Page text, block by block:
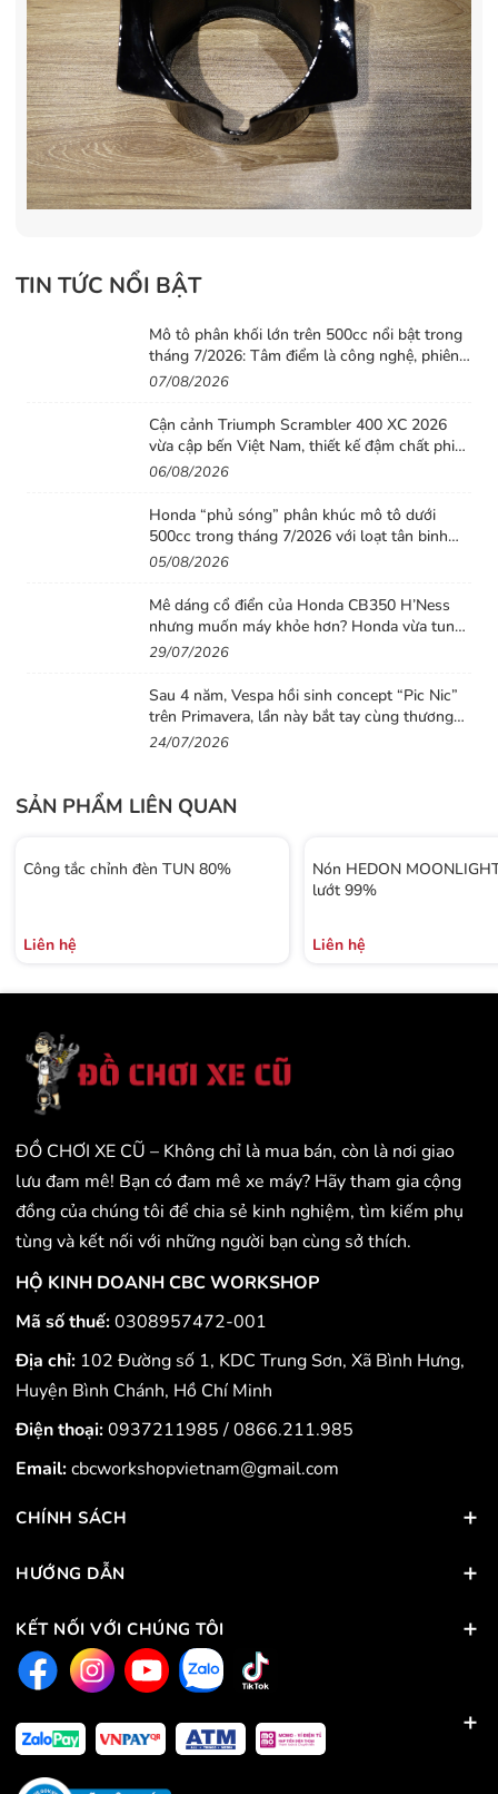
TIN TỨC NỔI BẬT
Mô tô phân khối lớn trên 500cc nổi bật trong
tháng 7/2026: Tâm điểm là công nghệ, phiên
bản giới hạn và những cấu hình “đỉnh”
07/08/2026
Cận cảnh Triumph Scrambler 400 XC 2026
vừa cập bến Việt Nam, thiết kế đậm chất phiêu
lưu cùng mức giá dễ tiếp cận
06/08/2026
Honda “phủ sóng” phân khúc mô tô dưới
500cc trong tháng 7/2026 với loạt tân binh
đáng chú ý
05/08/2026
Mê dáng cổ điển của Honda CB350 H’Ness
nhưng muốn máy khỏe hơn? Honda vừa tung
ra lời giải với CB500 mới
29/07/2026
Sau 4 năm, Vespa hồi sinh concept “Pic Nic”
trên Primavera, lần này bắt tay cùng thương
hiệu thời trang Gigi
24/07/2026
SẢN PHẨM LIÊN QUAN
Công tắc chỉnh đèn TUN 80%
Liên hệ
Nón HEDON
lướt 99%
Liên hệ
ĐỒ CHƠI XE CŨ – Không chỉ là mua bán, còn là nơi giao
lưu đam mê! Bạn có đam mê xe máy? Hãy tham gia cộng
đồng của chúng tôi để chia sẻ kinh nghiệm, tìm kiếm phụ
tùng và kết nối với những người bạn cùng sở thích.
HỘ KINH DOANH CBC WORKSHOP
Mã số thuế:0308957472-001
Địa chỉ: 102 Đường số 1, KDC Trung Sơn, Xã Bình Hưng,
Huyện Bình Chánh, Hồ Chí Minh
Điện thoại:0937211985/0866.211.985
Email:cbcworkshopvietnam@gmail.com
CHÍNH SÁCH
HƯỚNG DẪN
KẾT NỐI VỚI CHÚNG TÔI